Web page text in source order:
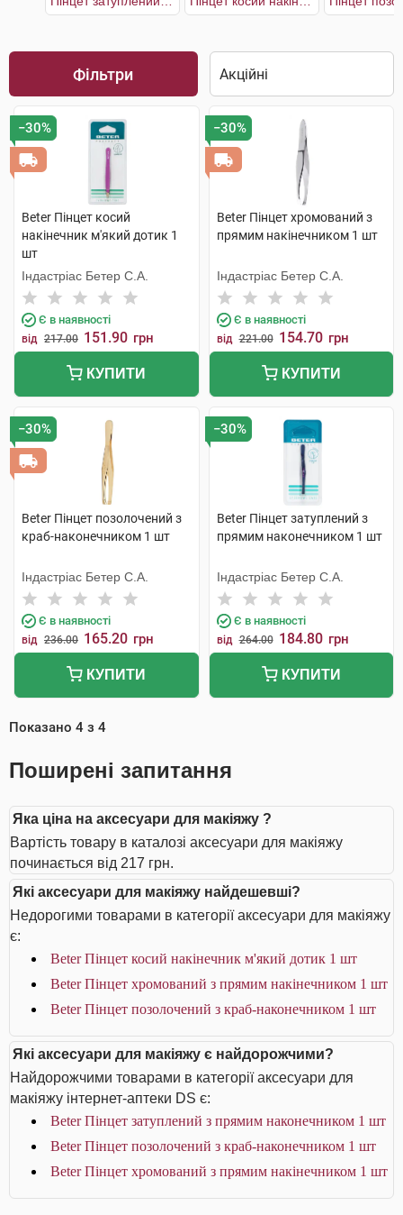
Фільтри
−30%
Beter Пінцет косий
накінечник м'який дотик 1
шт
Індастріас Бетер С.А.
Є в наявності
від 217.00 151.90 грн
КУПИТИ
−30%
Beter Пінцет хромований з
прямим накінечником 1 шт
Індастріас Бетер С.А.
Є в наявності
від 221.00 154.70 грн
КУПИТИ
−30%
Beter Пінцет позолочений з
краб-наконечником 1 шт
Індастріас Бетер С.А.
Є в наявності
від 236.00 165.20 грн
КУПИТИ
−30%
Beter Пінцет затуплений з
прямим наконечником 1 шт
Індастріас Бетер С.А.
Є в наявності
від 264.00 184.80 грн
КУПИТИ
Показано 4 з 4
Поширені запитання
Яка ціна на аксесуари для макіяжу ?
Вартість товару в каталозі аксесуари для макіяжу
починається від 217 грн.
Які аксесуари для макіяжу найдешевші?
Недорогими товарами в категорії аксесуари для макіяжу
є:
Beter Пінцет косий накінечник м'який дотик 1 шт
Beter Пінцет хромований з прямим накінечником 1 шт
Beter Пінцет позолочений з краб-наконечником 1 шт
Які аксесуари для макіяжу є найдорожчими?
Найдорожчими товарами в категорії аксесуари для
макіяжу інтернет-аптеки DS є:
Beter Пінцет затуплений з прямим наконечником 1 шт
Beter Пінцет позолочений з краб-наконечником 1 шт
Beter Пінцет хромований з прямим накінечником 1 шт